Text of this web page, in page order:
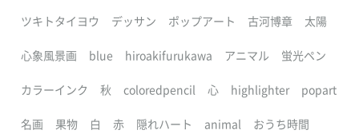
ツキトタイヨウ デッサン ポップアート 古河博章 太陽
心象風景画 blue hiroakifurukawa アニマル 蛍光ペン
カラーインク 秋 coloredpencil 心 highlighter popart
名画 果物 白 赤 隠れハート animal おうち時間